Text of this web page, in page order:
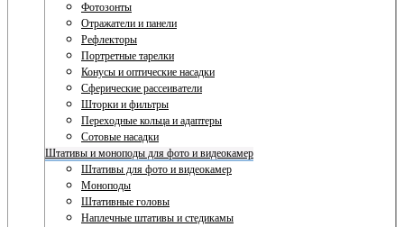
Фотозонты
Отражатели и панели
Рефлекторы
Портретные тарелки
Конусы и оптические насадки
Сферические рассеиватели
Шторки и фильтры
Переходные кольца и адаптеры
Сотовые насадки
Штативы и моноподы для фото и видеокамер
Штативы для фото и видеокамер
Моноподы
Штативные головы
Наплечные штативы и стедикамы